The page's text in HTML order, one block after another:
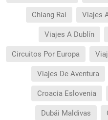
Chiang Rai Viajes
Viajes A Dublín
Circuitos Por Europa
Viajes De Aventura
Croacia Eslovenia
Dubái Maldivas